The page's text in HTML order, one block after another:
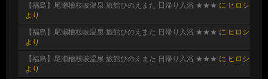
【福島】尾瀬檜枝岐温泉 旅館ひのえまた 日帰り入浴 ★★★ に ヒロシ
より
【福島】尾瀬檜枝岐温泉 旅館ひのえまた 日帰り入浴 ★★★ に ヒロシ
より
【福島】尾瀬檜枝岐温泉 旅館ひのえまた 日帰り入浴 ★★★ に ヒロシ
より